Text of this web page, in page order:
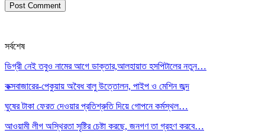
সর্বশেষ
ডিগ্রী নেই তবুও নামের আগে ডাক্তার,আলহায়াত হসপিটালের নতুন…
কক্সবাজারের-পেকুয়ায় অবৈধ বালু উত্তোলন, পাইপ ও মেশিন জব্দ
ঘুষের টাকা ফেরত দেওয়ার প্রতিশ্রুতি দিয়ে গোপনে কর্মস্থল…
আওয়ামী লীগ অস্থিরতা সৃষ্টির চেষ্টা করছে, জনগণ তা গ্রহণ করবে…